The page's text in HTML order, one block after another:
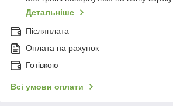
Детальніше
Післяплата
Оплата на рахунок
Готівкою
Всі умови оплати